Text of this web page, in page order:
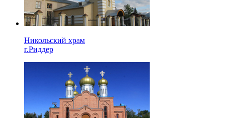
Никольский храм
г.Риддер